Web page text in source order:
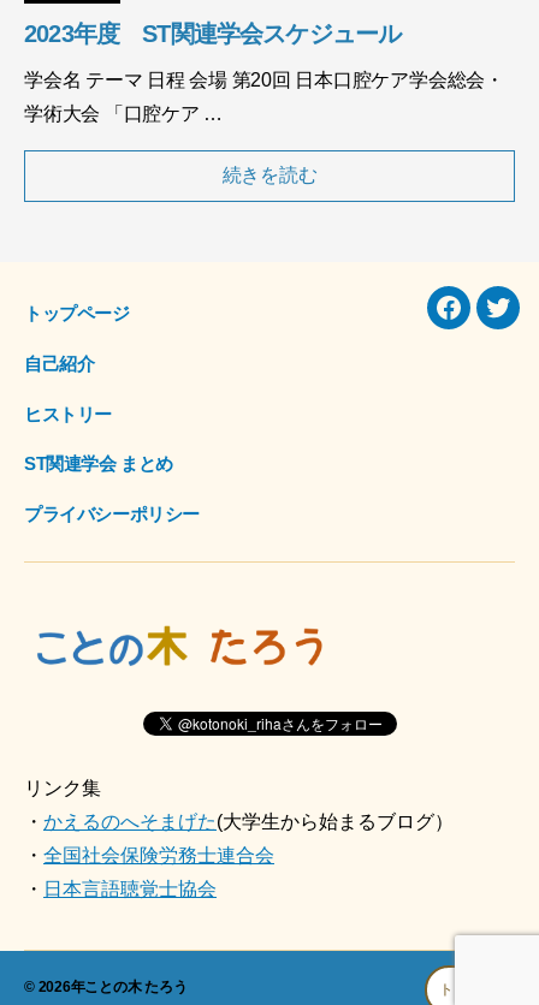
2023年度 ST関連学会スケジュール
学会名 テーマ 日程 会場 第20回 日本口腔ケア学会総会・
学術大会 「口腔ケア …
続きを読む
トップページ
自己紹介
ヒストリー
ST関連学会 まとめ
プライバシーポリシー
Facebook
リンク集
・ かえるのへそまげた(大学生から始まるブログ）
・ 全国社会保険労務士連合会
・ 日本言語聴覚士協会
© 2026年ことの木 たろう トップへ